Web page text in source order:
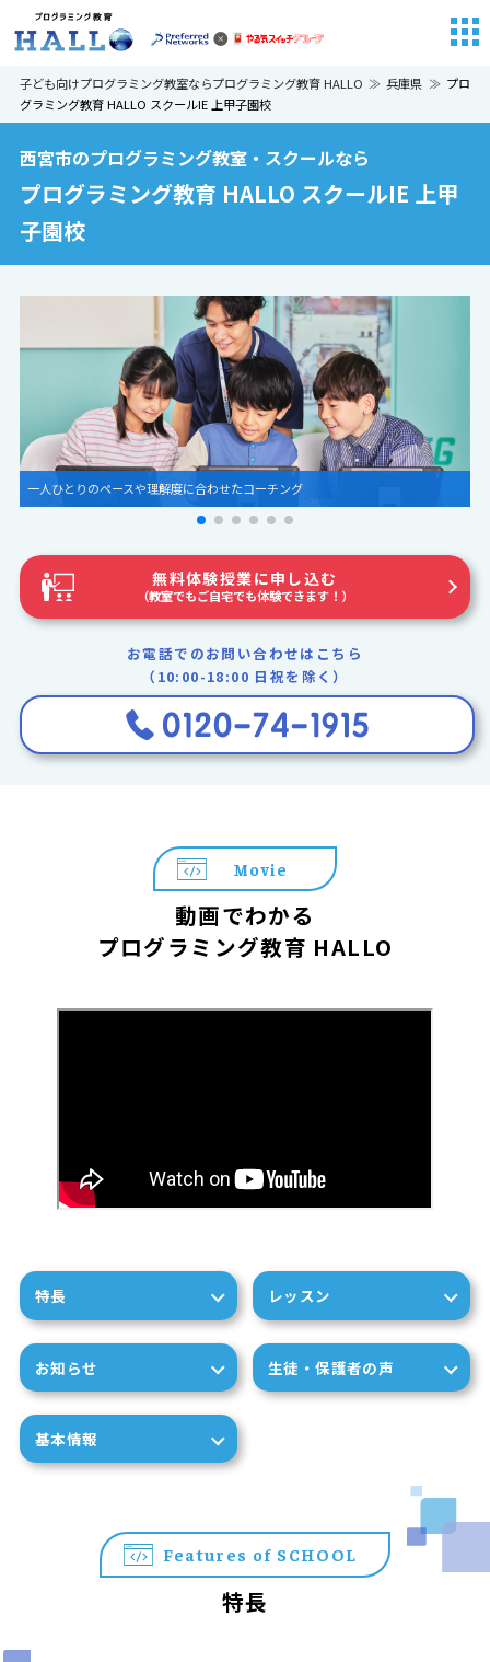
子ども向けプログラミング教室ならプログラミング教育 HALLO 兵庫県
プロ
グラミング教育 HALLO スクールIE 上甲子園校
西宮市のプログラミング教室・スクールなら
プログラミング教育 HALLO スクールIE 上甲
子園校
圧倒的な世界観とグラフィック
無料体験授業に申し込む
（教室でもご自宅でも体験できます！）
お電話でのお問い合わせはこちら
（10:00-18:00 日祝を除く）
Movie
動画でわかる
プログラミング教育 HALLO
特長 レッスン
お知らせ 生徒・保護者の声
基本情報
Features of SCHOOL
特長